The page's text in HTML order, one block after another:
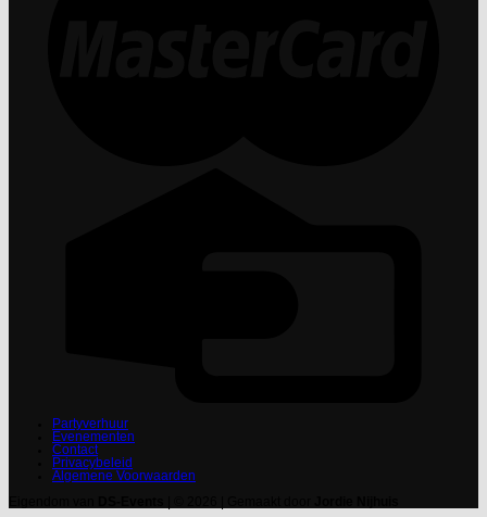
Partyverhuur
Evenementen
Contact
Privacybeleid
Algemene Voorwaarden